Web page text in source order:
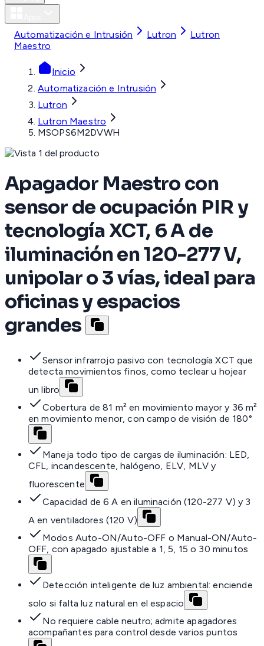
Automatización e Intrusión Lutron
Lutron
Maestro
Inicio
Automatización e Intrusión
Lutron
Lutron Maestro
MSOPS6M2DVWH
Apagador Maestro con
sensor de ocupación PIR y
tecnología XCT, 6 A de
iluminación en 120-277 V,
unipolar o 3 vías, ideal para
oficinas y espacios
grandes
Sensor infrarrojo pasivo con tecnología XCT que
detecta movimientos finos, como teclear u hojear
un libro
Cobertura de 81 m² en movimiento mayor y 36 m²
en movimiento menor, con campo de visión de 180°
Maneja todo tipo de cargas de iluminación: LED,
CFL, incandescente, halógeno, ELV, MLV y
fluorescente
Capacidad de 6 A en iluminación (120-277 V) y 3
A en ventiladores (120 V)
Modos Auto-ON/Auto-OFF o Manual-ON/Auto-
OFF, con apagado ajustable a 1, 5, 15 o 30 minutos
Detección inteligente de luz ambiental: enciende
solo si falta luz natural en el espacio
No requiere cable neutro; admite apagadores
acompañantes para control desde varios puntos